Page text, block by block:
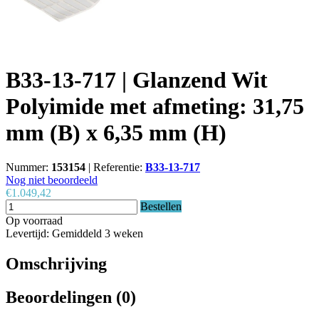
B33-13-717 | Glanzend Wit
Polyimide met afmeting: 31,75
mm (B) x 6,35 mm (H)
Nummer: 153154 | Referentie: B33-13-717
Nog niet beoordeeld
€1.049,42
Bestellen
Op voorraad
Levertijd: Gemiddeld 3 weken
Omschrijving
Beoordelingen (0)